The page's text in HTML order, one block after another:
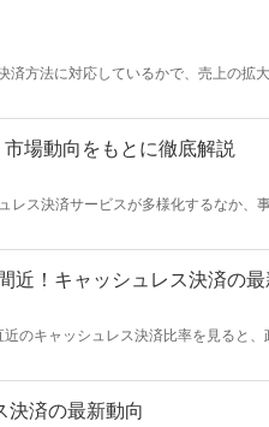
方法に対応しているかで、売上の拡
スですが、総務省の調査では、QRコ
場動向をもとに徹底解説
ス決済サービスが多様化するなか、
近！キャッシュレス決済の最
のキャッシュレス決済比率を見ると
に、キャッシュレス決済比率の推移
決済の最新動向